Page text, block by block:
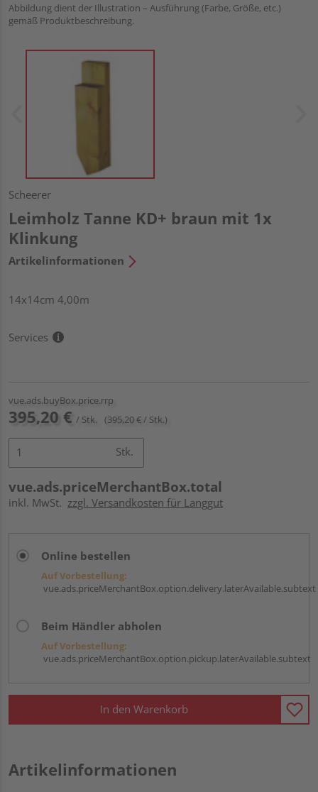
Abbildung dient der Illustration – Ausführung (Farbe, Größe, etc.)
gemäß Produktbeschreibung.
Scheerer
Leimholz Tanne KD+ braun mit 1x
Klinkung
Artikelinformationen
14x14cm 4,00m
Services
vue.ads.buyBox.price.rrp
395,20 € / Stk. (395,20 € / Stk.)
Stk.
vue.ads.priceMerchantBox.total
inkl. MwSt. zzgl. Versandkosten für Langgut
Online bestellen
Auf Vorbestellung:
vue.ads.priceMerchantBox.option.delivery.laterAvailable.subtext
Beim Händler abholen
Auf Vorbestellung:
vue.ads.priceMerchantBox.option.pickup.laterAvailable.subtext
In den Warenkorb
Artikelinformationen